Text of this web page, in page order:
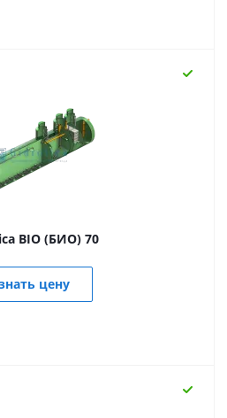
BIO (БИО) 70
цену